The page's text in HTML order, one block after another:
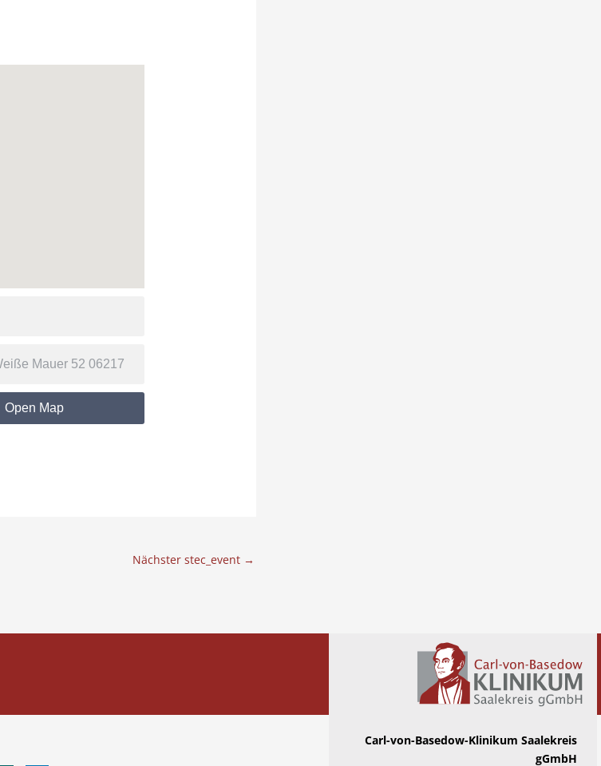
Open Map
Nächster stec_event →
Carl-von-Basedow-Klinikum Saalekreis
gGmbH